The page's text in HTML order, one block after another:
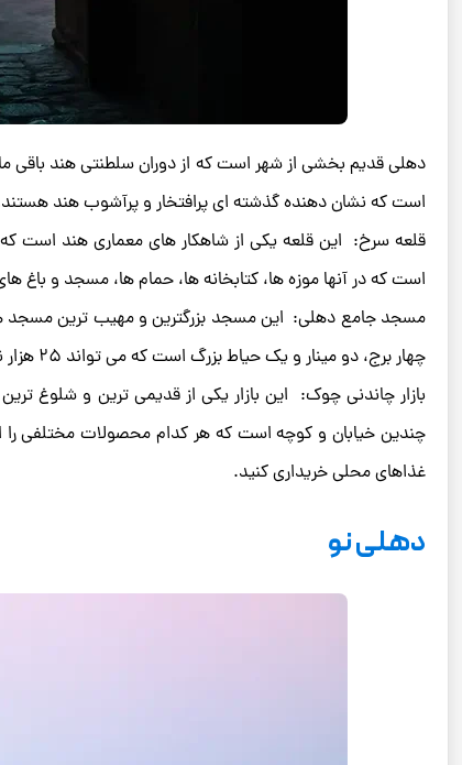
دهلی قدیم بخشی از شهر است که از دوران سلطنتی هند باقی
است که نشان دهنده گذشته ای پرافتخار و پرآشوب هند هستند.
است که در آنها موزه ها، کتابخانه ها، حمام ها، مسجد و باغ
چهار برج، دو مینار و یک حیاط بزرگ است که می تواند ۲۵ هزار نفر را در خود جای دهد. از بالای مناره های مسجد می توان منظره ای زیبا از شهر را دید.
چندین خیابان و کوچه است که هر کدام محصولات مختلفی را
غذاهای محلی خریداری کنید.
دهلی نو